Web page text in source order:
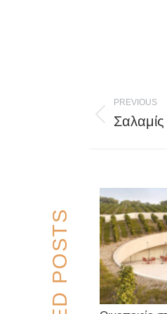
navigation
PREVIOUS
Previous
Σαλαμίς